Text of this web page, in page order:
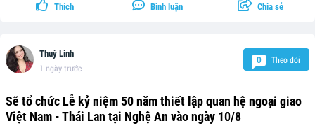
Thích Bình luận Chia sẻ
Thuỳ Linh
1 ngày trước
0 Theo dõi
Sẽ tổ chức Lễ kỷ niệm 50 năm thiết lập quan hệ ngoại giao
Việt Nam - Thái Lan tại Nghệ An vào ngày 10/8